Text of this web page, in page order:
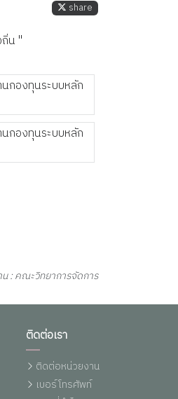
share
น "
: คณะวิทยาการจัดการ
ติดต่อเรา
ติดต่อหน่วยงาน
เบอร์โทรศัพท์